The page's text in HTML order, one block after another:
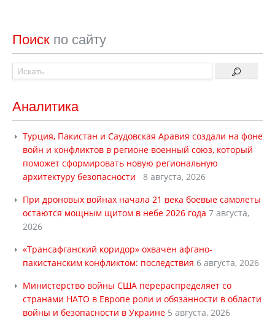
Поиск по сайту
Аналитика
Турция, Пакистан и Саудовская Аравия создали на фоне
войн и конфликтов в регионе военный союз, который
поможет сформировать новую региональную
архитектуру безопасности
8 августа, 2026
При дроновых войнах начала 21 века боевые самолеты
остаются мощным щитом в небе 2026 года 7 августа,
2026
«Трансафганский коридор» охвачен афгано-
пакистанским конфликтом: последствия 6 августа, 2026
Министерство войны США перераспределяет со
странами НАТО в Европе роли и обязанности в области
войны и безопасности в Украине 5 августа, 2026